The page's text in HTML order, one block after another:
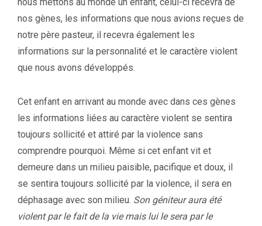
nos gènes, les informations que nous avions reçues de
notre père pasteur, il recevra également les
informations sur la personnalité et le caractère violent
que nous avons développés.
Cet enfant en arrivant au monde avec dans ces gènes
les informations liées au caractère violent se sentira
toujours sollicité et attiré par la violence sans
comprendre pourquoi. Même si cet enfant vit et
demeure dans un milieu paisible, pacifique et doux, il
se sentira toujours sollicité par la violence, il sera en
déphasage avec son milieu. Son géniteur aura été
violent par le fait de la vie mais lui le sera par le